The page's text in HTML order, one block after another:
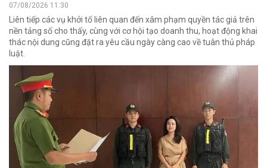
07/08/2026 11:30
Liên tiếp các vụ khởi tố liên quan đến xâm phạm quyền tác giả trên
nền tảng số cho thấy, cùng với cơ hội tạo doanh thu, hoạt động khai
thác nội dung cũng đặt ra yêu cầu ngày càng cao về tuân thủ pháp
luật.